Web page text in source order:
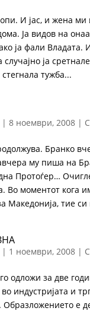
И јас, и жена ми
Ја видов на
ја фали Владата.
случајно ја
тужба...
|8 ноември, 2008 |
Бранко
му пиша на
Протоѓер…
Во моментот кога
Македонија, тие си
| 1 ноември, 2008 |
одложи за две
индустријата и
Образложението е